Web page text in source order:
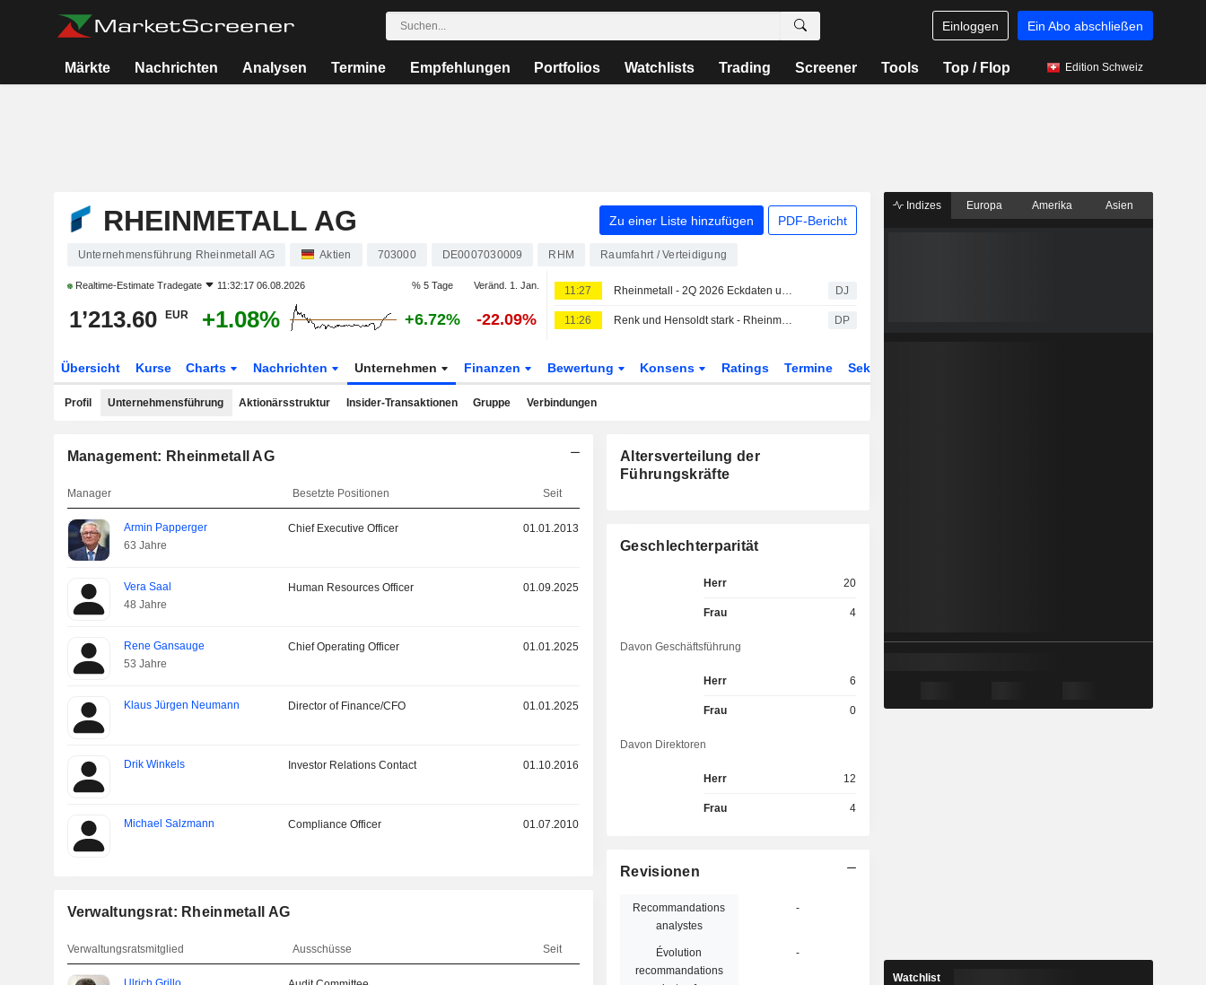
Einloggen Ein Abo abschließen
Märkte Nachrichten Analysen Termine Empfehlungen Portfolios Watchlists Trading Screener Tools Top / Flop Edition Schweiz
RHEINMETALL AG Zu einer Liste hinzufügen PDF-Bericht
Unternehmensführung Rheinmetall AG Aktien 703000 DE0007030009 RHM Raumfahrt / Verteidigung
Realtime-Estimate Tradegate 11:32:17 06.08.2026 % 5 Tage Veränd. 1. Jan.
1’213.60 EUR +1.08% +6.72% -22.09%
11:27 Rheinmetall - 2Q 2026 Eckdaten und Prognosen DJ
11:26 Renk und Hensoldt stark - Rheinmetall ohne klare Richtung DP
Übersicht Kurse Charts Nachrichten Unternehmen Finanzen Bewertung Konsens Ratings Termine Sektor
Profil Unternehmensführung Aktionärsstruktur Insider-Transaktionen Gruppe Verbindungen
Management: Rheinmetall AG
Manager Besetzte Positionen Seit
Armin Papperger
63 Jahre
Chief Executive Officer 01.01.2013
Vera Saal
48 Jahre
Human Resources Officer 01.09.2025
Rene Gansauge
53 Jahre
Chief Operating Officer 01.01.2025
Klaus Jürgen Neumann Director of Finance/CFO 01.01.2025
Drik Winkels Investor Relations Contact 01.10.2016
Michael Salzmann Compliance Officer 01.07.2010
Verwaltungsrat: Rheinmetall AG
Verwaltungsratsmitglied Ausschüsse Seit
Altersverteilung der
Führungskräfte
Geschlechterparität
Herr 20
Frau 4
Davon Geschäftsführung
Herr 6
Frau 0
Davon Direktoren
Herr 12
Frau 4
Revisionen
Recommandations
analystes
-
Évolution
recommandations
-
Indizes Europa Amerika Asien
Watchlist